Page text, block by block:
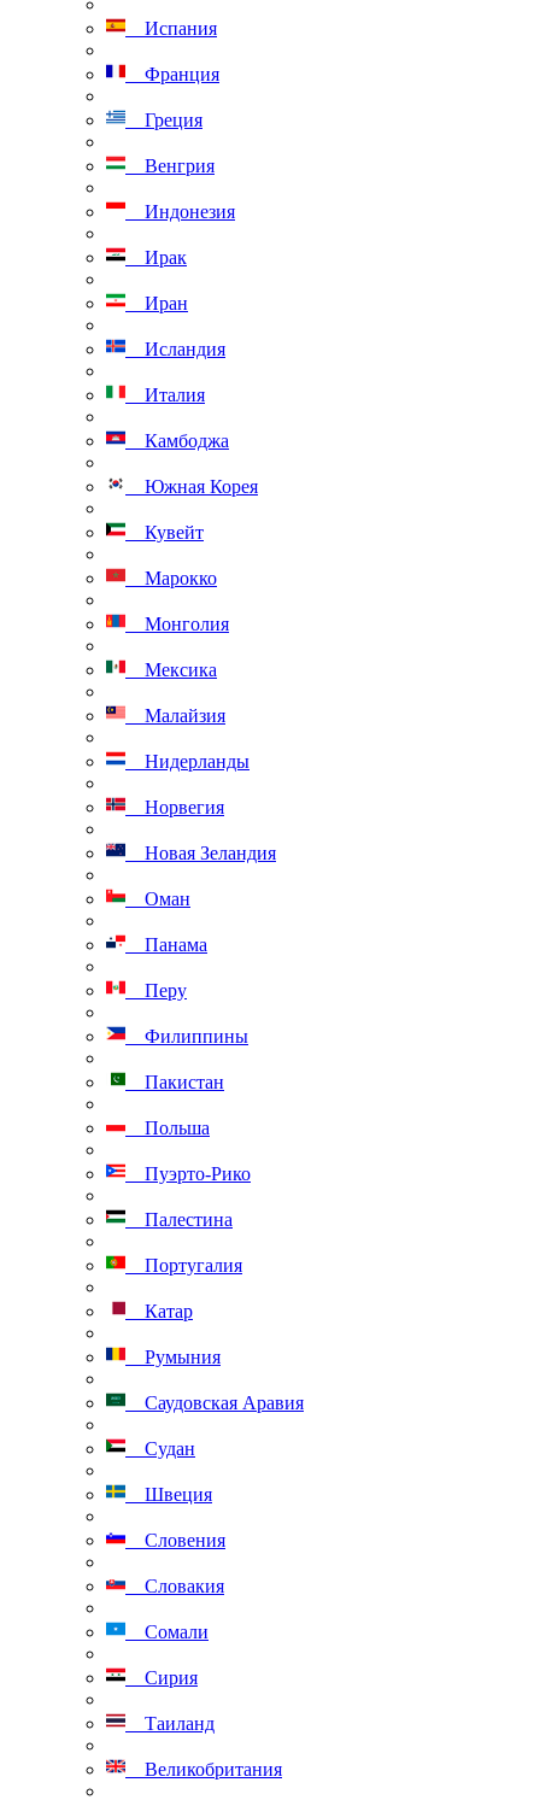
Испания
Франция
Греция
Венгрия
Индонезия
Ирак
Иран
Исландия
Италия
Камбоджа
Южная Корея
Кувейт
Марокко
Монголия
Мексика
Малайзия
Нидерланды
Норвегия
Новая Зеландия
Оман
Панама
Перу
Филиппины
Пакистан
Польша
Пуэрто-Рико
Палестина
Португалия
Катар
Румыния
Саудовская Аравия
Судан
Швеция
Словения
Словакия
Сомали
Сирия
Таиланд
Великобритания